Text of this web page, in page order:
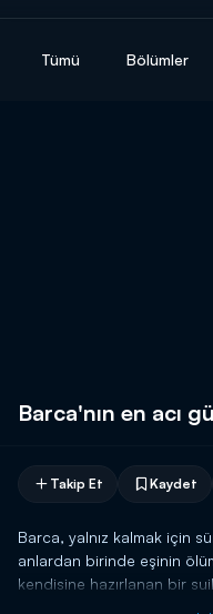
Tümü Bölümler
Barca'nın en acı
Takip Et Kaydet
Barca, yalnız kalmak için
anlardan birinde eşinin
kendisine hazırlanan bir